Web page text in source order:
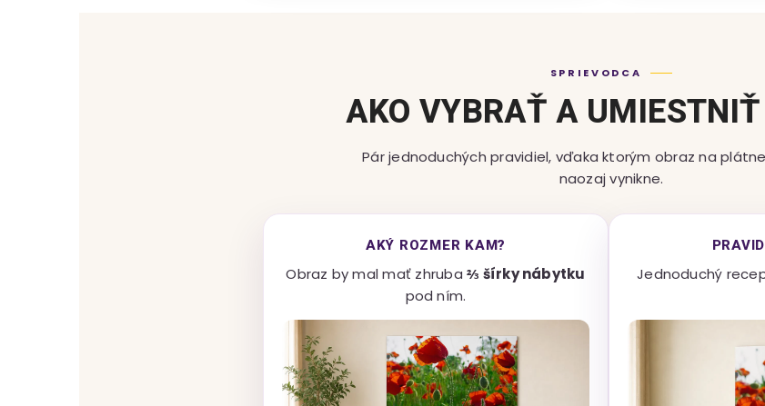
SPRIEVODCA
AKO VYBRAŤ A
Pár jednoduchých pravidiel, vďaka ktorým obraz na
naozaj vynikne.
AKÝ ROZMER KAM?
Obraz by mal mať zhruba⅔ šírky nábytku
pod ním.
Jednoduchý